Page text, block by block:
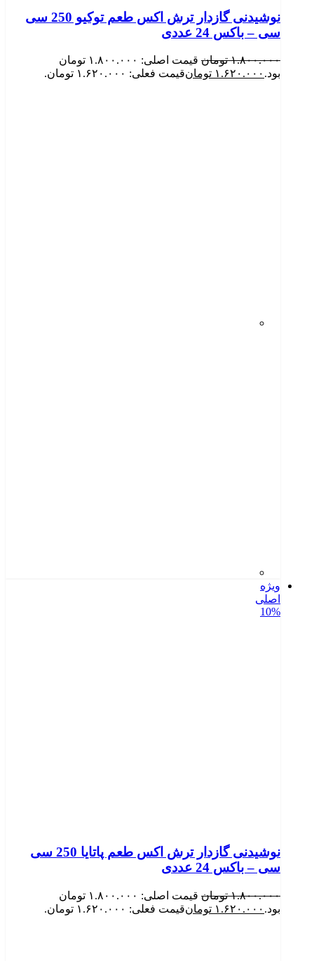
نوشیدنی گازدار ترش اکس طعم توکیو 250 سی
سی – باکس 24 عددی
۱.۸۰۰.۰۰۰ تومان
قیمت اصلی: ۱.۸۰۰.۰۰۰ تومان
بود. ۱.۶۲۰.۰۰۰ تومانقیمت فعلی: ۱.۶۲۰.۰۰۰ تومان.
ویژه
اصلی
10%
نوشیدنی گازدار ترش اکس طعم پاتایا 250 سی
سی – باکس 24 عددی
۱.۸۰۰.۰۰۰ تومان
قیمت اصلی: ۱.۸۰۰.۰۰۰ تومان
بود. ۱.۶۲۰.۰۰۰ تومانقیمت فعلی: ۱.۶۲۰.۰۰۰ تومان.